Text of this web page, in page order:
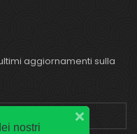
aggiornamenti sulla
nostri